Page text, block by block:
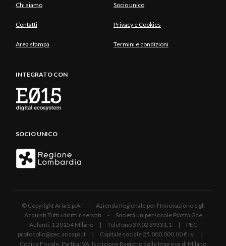
Chi siamo Socio unico
Contatti Privacy e Cookies
Area stampa Termini e condizioni
INTEGRATO CON
SOCIO UNICO
© Copyright Aria S.p.A. - Azienda Regionale per l'Innovazione e gli
Acquisti Tutti i diritti riservati - Società unipersonale Piazza Gae
Aulenti, 1 20154 Milano | Telefono 39.02 39331.1 | PEC
protocollo@pec.ariaspa.it | Capitale sociale 25.000.000,00 € i.v. |
Codice Fiscale, Partita IVA, Iscrizione Registro delle Imprese di Milano